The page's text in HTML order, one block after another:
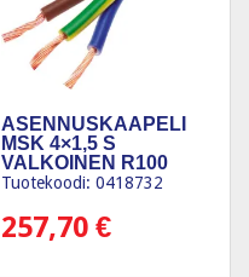
ASENNUSKAAPELI
MSK 4×1,5 S
VALKOINEN R100
(100M)
Tuotekoodi: 0418732
257,70€